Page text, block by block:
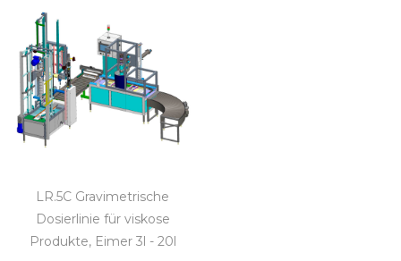
LR.5C Gravimetrische
Dosierlinie für viskose
Produkte, Eimer 3l - 20l